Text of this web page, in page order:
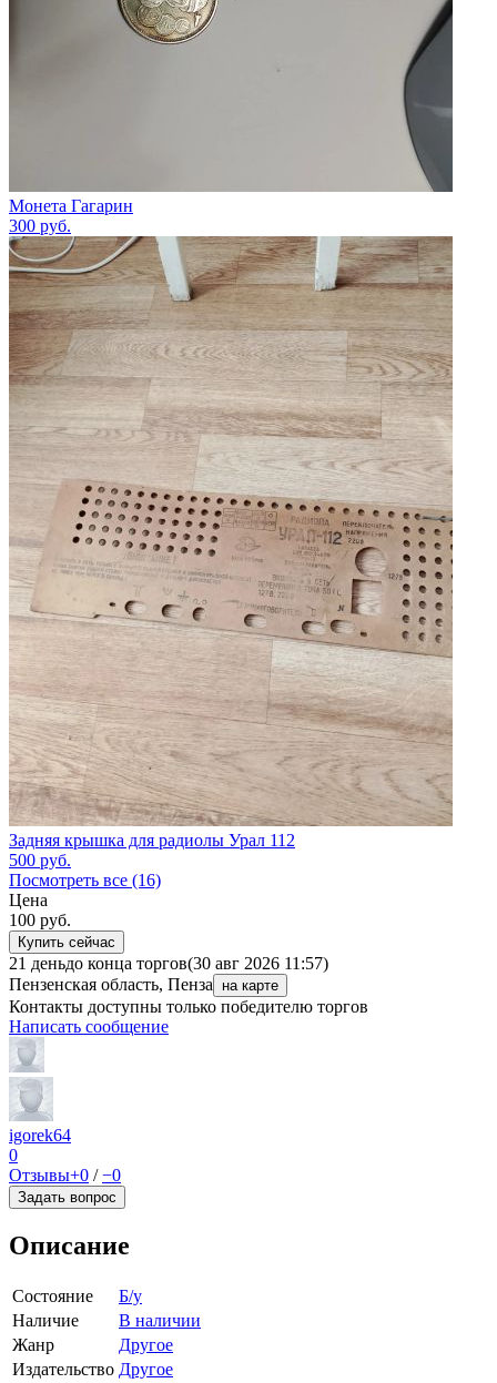
Монета Гагарин
300 руб.
Задняя крышка для радиолы Урал 112
500 руб.
Посмотреть все (16)
Цена
100 руб.
Купить сейчас
21 деньдо конца торгов(30 авг 2026 11:57)
Пензенская область, Пенза
на карте
Контакты доступны только победителю торгов
Написать сообщение
igorek64
0
Отзывы+0 /−0
Задать вопрос
Описание
Состояние
Б/у
Наличие
В наличии
Жанр
Другое
Издательство Другое